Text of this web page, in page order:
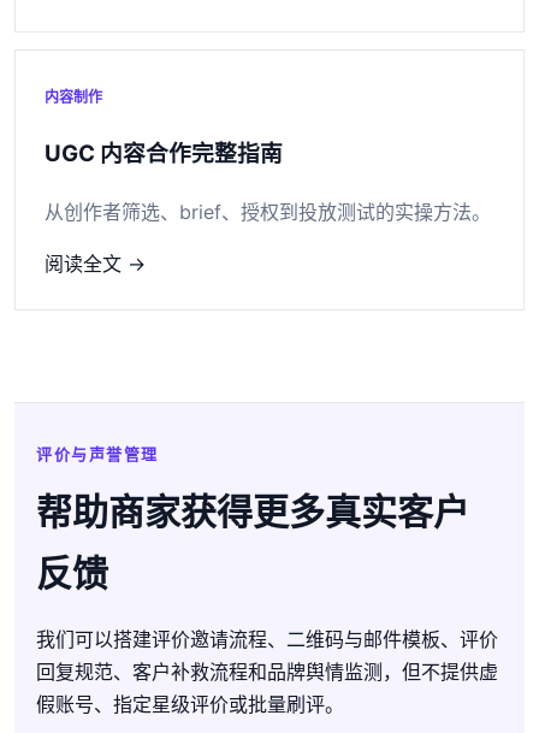
内容制作
UGC 内容合作完整指南
从创作者筛选、brief、授权到投放测试的实操方法。
阅读全文 →
评价与声誉管理
帮助商家获得更多真实客户
反馈
我们可以搭建评价邀请流程、二维码与邮件模板、评价
回复规范、客户补救流程和品牌舆情监测，但不提供虚
假账号、指定星级评价或批量刷评。